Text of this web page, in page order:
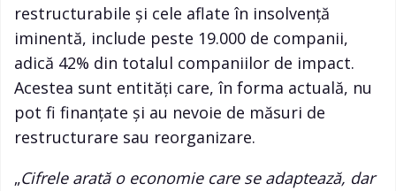
restructurabile și cele aflate în insolvență
iminentă, include peste 19.000 de companii,
adică 42% din totalul companiilor de impact.
Acestea sunt entități care, în forma actuală, nu
pot fi finanțate și au nevoie de măsuri de
restructurare sau reorganizare.
„Cifrele arată o economie care se adaptează, dar